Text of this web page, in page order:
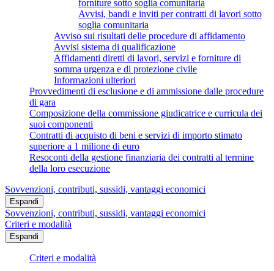
forniture sotto soglia comunitaria
Avvisi, bandi e inviti per contratti di lavori sotto
soglia comunitaria
Avviso sui risultati delle procedure di affidamento
Avvisi sistema di qualificazione
Affidamenti diretti di lavori, servizi e forniture di
somma urgenza e di protezione civile
Informazioni ulteriori
Provvedimenti di esclusione e di ammissione dalle procedure
di gara
Composizione della commissione giudicatrice e curricula dei
suoi componenti
Contratti di acquisto di beni e servizi di importo stimato
superiore a 1 milione di euro
Resoconti della gestione finanziaria dei contratti al termine
della loro esecuzione
Sovvenzioni, contributi, sussidi, vantaggi economici
Espandi
Sovvenzioni, contributi, sussidi, vantaggi economici
Criteri e modalità
Espandi
Criteri e modalità